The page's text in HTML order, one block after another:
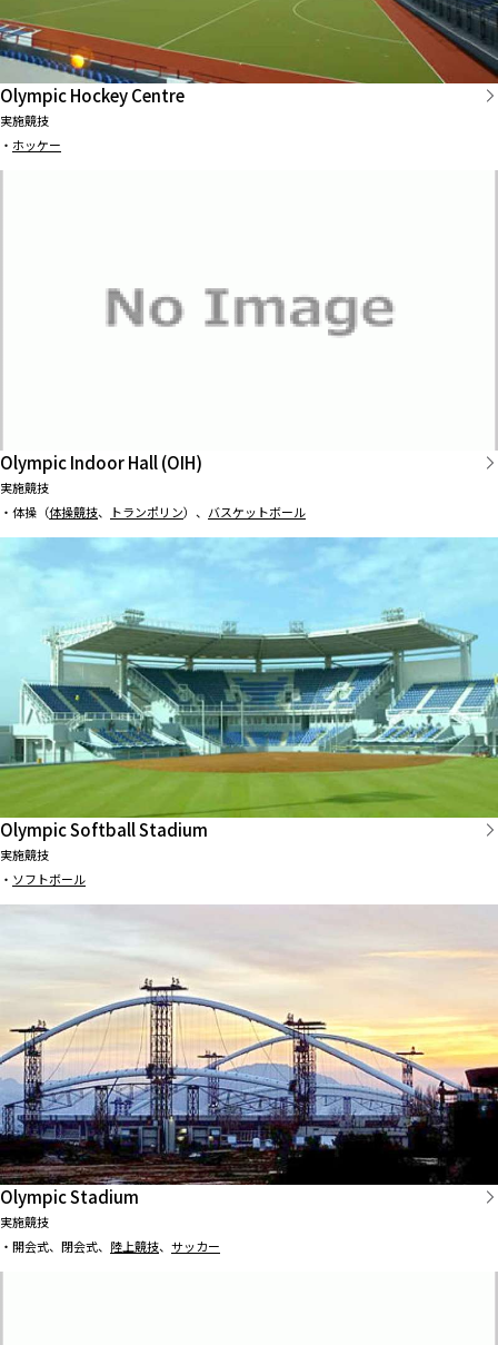
Olympic Hockey Centre
実施競技
・ ホッケー
Olympic Indoor Hall (OIH)
実施競技
・体操（体操競技、 トランポリン）、 バスケットボール
Olympic Softball Stadium
実施競技
・ ソフトボール
Olympic Stadium
実施競技
・開会式、閉会式、 陸上競技、 サッカー